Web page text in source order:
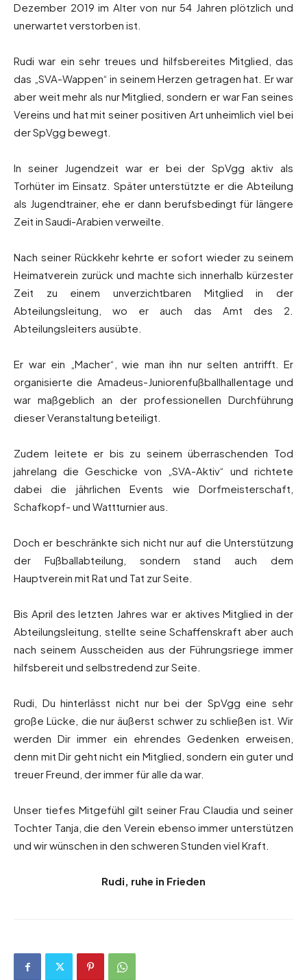
Dezember 2019 im Alter von nur 54 Jahren plötzlich und
unerwartet verstorben ist.
Rudi war ein sehr treues und hilfsbereites Mitglied, das
das „SVA-Wappen“ in seinem Herzen getragen hat. Er war
aber weit mehr als nur Mitglied, sondern er war Fan seines
Vereins und hat mit seiner positiven Art unheimlich viel bei
der SpVgg bewegt.
In seiner Jugendzeit war er bei der SpVgg aktiv als
Torhüter im Einsatz. Später unterstützte er die Abteilung
als Jugendtrainer, ehe er dann berufsbedingt für längere
Zeit in Saudi-Arabien verweilte.
Nach seiner Rückkehr kehrte er sofort wieder zu seinem
Heimatverein zurück und machte sich innerhalb kürzester
Zeit zu einem unverzichtbaren Mitglied in der
Abteilungsleitung, wo er auch das Amt des 2.
Abteilungsleiters ausübte.
Er war ein „Macher“, wie man ihn nur selten antrifft. Er
organisierte die Amadeus-Juniorenfußballhallentage und
war maßgeblich an der professionellen Durchführung
dieser Veranstaltung beteiligt.
Zudem leitete er bis zu seinem überraschenden Tod
jahrelang die Geschicke von „SVA-Aktiv“ und richtete
dabei die jährlichen Events wie Dorfmeisterschaft,
Schafkopf- und Wattturnier aus.
Doch er beschränkte sich nicht nur auf die Unterstützung
der Fußballabteilung, sondern stand auch dem
Hauptverein mit Rat und Tat zur Seite.
Bis April des letzten Jahres war er aktives Mitglied in der
Abteilungsleitung, stellte seine Schaffenskraft aber auch
nach seinem Ausscheiden aus der Führungsriege immer
hilfsbereit und selbstredend zur Seite.
Rudi, Du hinterlässt nicht nur bei der SpVgg eine sehr
große Lücke, die nur äußerst schwer zu schließen ist. Wir
werden Dir immer ein ehrendes Gedenken erweisen,
denn mit Dir geht nicht ein Mitglied, sondern ein guter und
treuer Freund, der immer für alle da war.
Unser tiefes Mitgefühl gilt seiner Frau Claudia und seiner
Tochter Tanja, die den Verein ebenso immer unterstützen
und wir wünschen in den schweren Stunden viel Kraft.
Rudi, ruhe in Frieden